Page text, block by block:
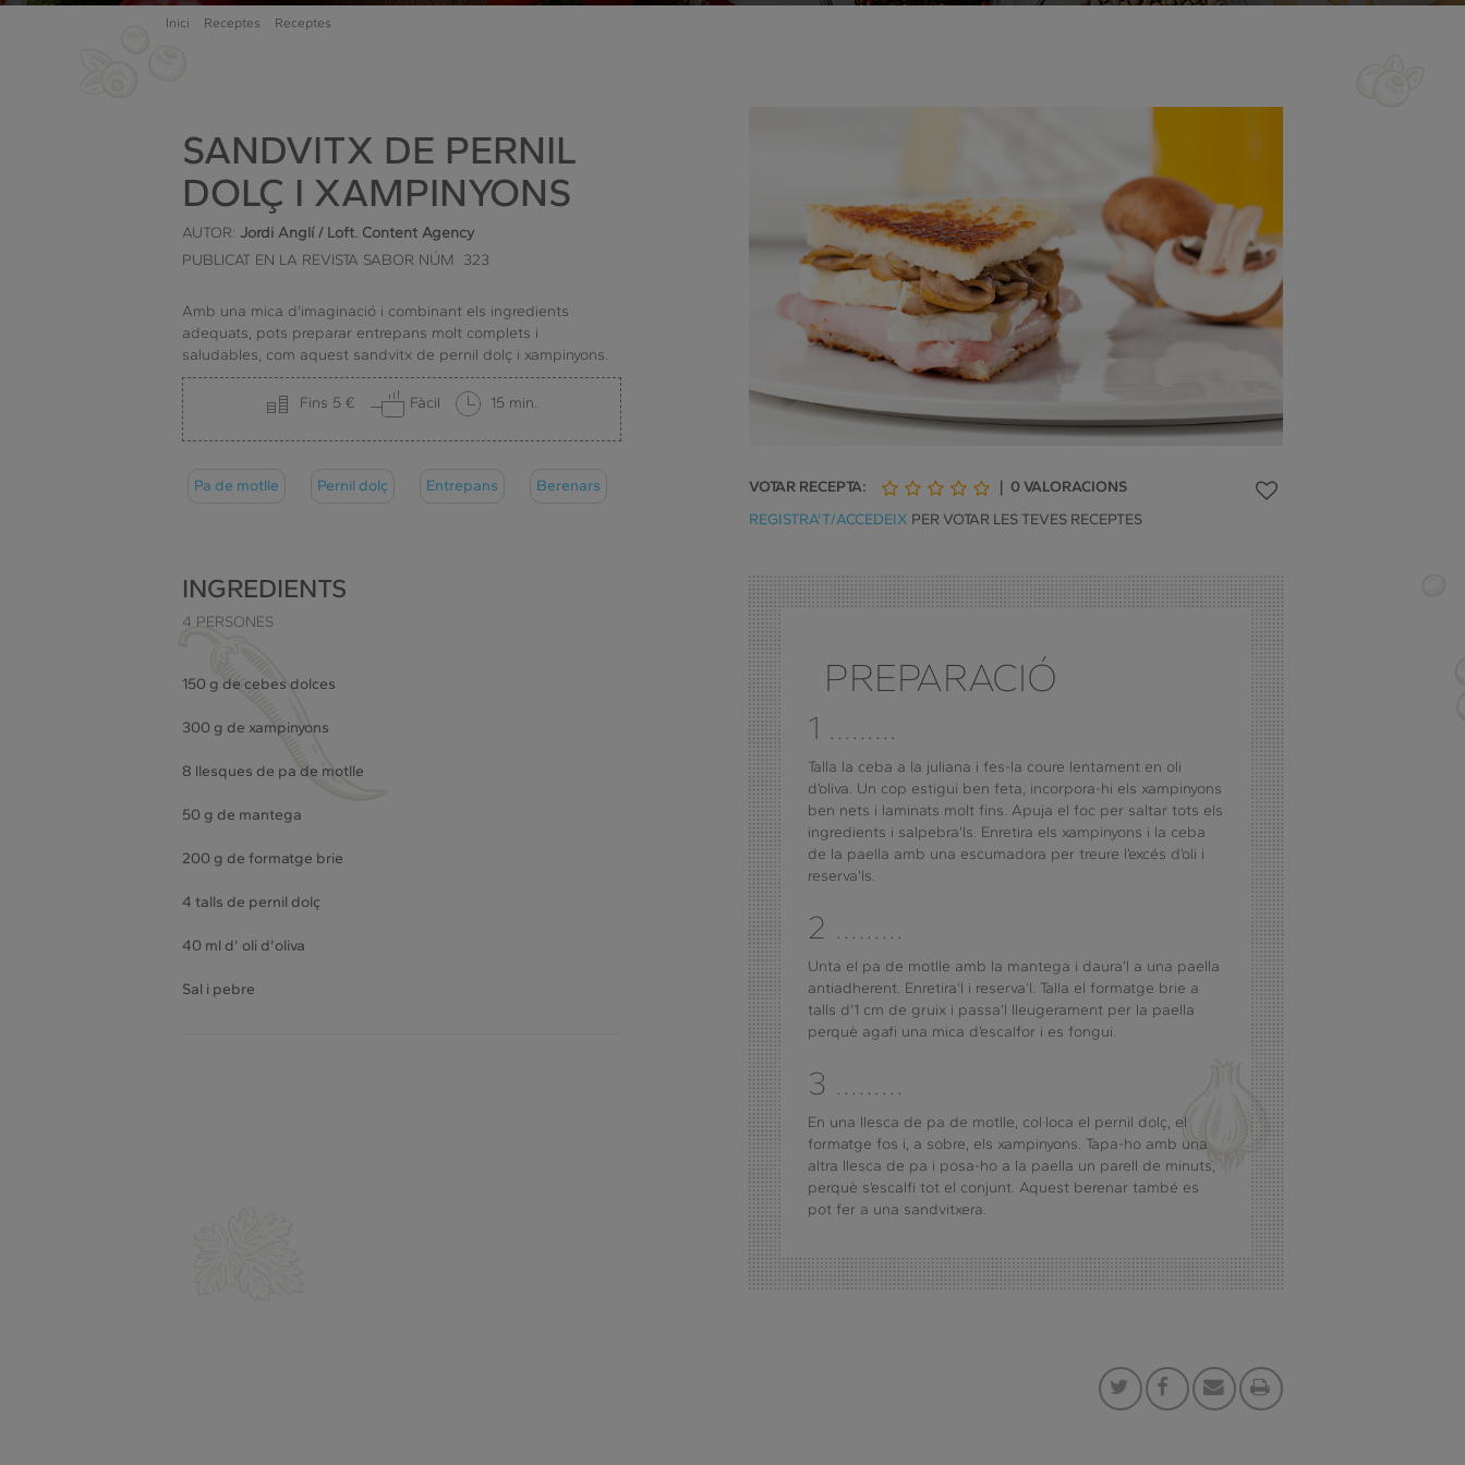
Inici Receptes Receptes
SANDVITX DE PERNIL
DOLÇ I XAMPINYONS
AUTOR: Jordi Anglí / Loft. Content Agency
PUBLICAT EN LA REVISTA SABOR NÚM 323
Amb una mica d'imaginació i combinant els ingredients
adequats, pots preparar entrepans molt complets i
saludables, com aquest sandvitx de pernil dolç i xampinyons.
Fins 5 € Fàcil 15 min.
Pa de motlle Pernil dolç Entrepans Berenars VOTAR RECEPTA:
1
de
2
de
3
de
4
de
5
de
| 0VALORACIONS
REGISTRA'T/ACCEDEIX PER VOTAR LES TEVES RECEPTES
INGREDIENTS
4 PERSONES
150 g de cebes dolces
300 g de xampinyons
8 llesques de pa de motlle
50 g de mantega
200 g de formatge brie
4 talls de pernil dolç
40 ml d' oli d'oliva
Sal i pebre
PREPARACIÓ
1 .........
Talla la ceba a la juliana i fes-la coure lentament en oli
d’oliva. Un cop estigui ben feta, incorpora-hi els xampinyons
ben nets i laminats molt fins. Apuja el foc per saltar tots els
ingredients i salpebra’ls. Enretira els xampinyons i la ceba
de la paella amb una escumadora per treure l’excés d’oli i
reserva’ls.
2 .........
Unta el pa de motlle amb la mantega i daura’l a una paella
antiadherent. Enretira’l i reserva’l. Talla el formatge brie a
talls d'1 cm de gruix i passa’l lleugerament per la paella
perquè agafi una mica d’escalfor i es fongui.
3 .........
En una llesca de pa de motlle, col·loca el pernil dolç, el
formatge fos i, a sobre, els xampinyons. Tapa-ho amb una
altra llesca de pa i posa-ho a la paella un parell de minuts,
perquè s’escalfi tot el conjunt. Aquest berenar també es
pot fer a una sandvitxera.